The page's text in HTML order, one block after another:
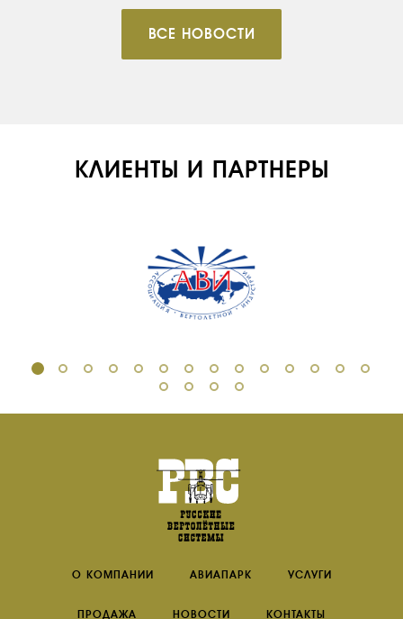
ВСЕ НОВОСТИ
КЛИЕНТЫ И ПАРТНЕРЫ
О КОМПАНИИ АВИАПАРК УСЛУГИ
ПРОДАЖА НОВОСТИ КОНТАКТЫ